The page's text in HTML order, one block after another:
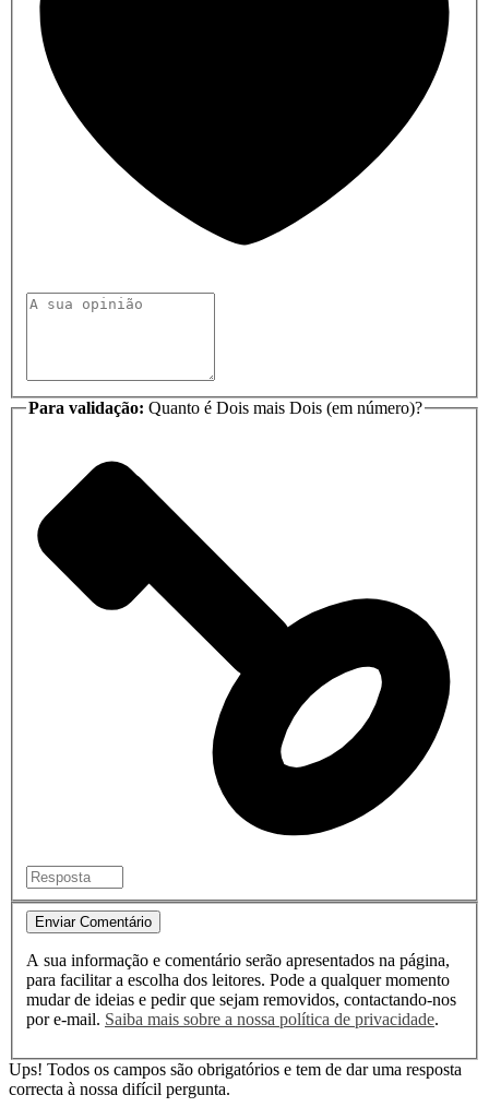
Para validação: Quanto é Dois mais Dois (em número)?
Enviar Comentário
A sua informação e comentário serão apresentados na página,
para facilitar a escolha dos leitores. Pode a qualquer momento
mudar de ideias e pedir que sejam removidos, contactando-nos
por e-mail.
Saiba mais sobre a nossa política de privacidade.
Ups! Todos os campos são obrigatórios e tem de dar uma resposta
correcta à nossa difícil pergunta.